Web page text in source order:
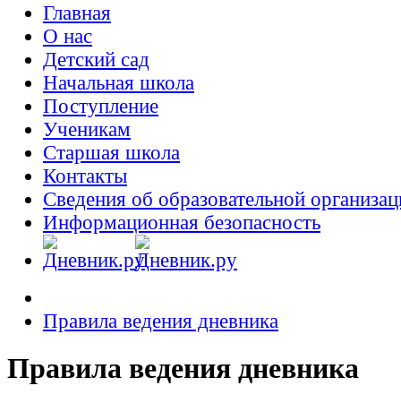
Главная
О нас
Детский сад
Начальная школа
Поступление
Ученикам
Старшая школа
Контакты
Сведения об образовательной
Информационная безопасность
Правила ведения дневника
Правила ведения дневника